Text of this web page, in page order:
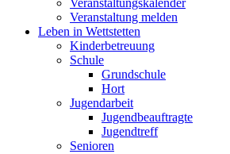
Veranstaltungskalender
Veranstaltung melden
Leben in Wettstetten
Kinderbetreuung
Schule
Grundschule
Hort
Jugendarbeit
Jugendbeauftragte
Jugendtreff
Senioren